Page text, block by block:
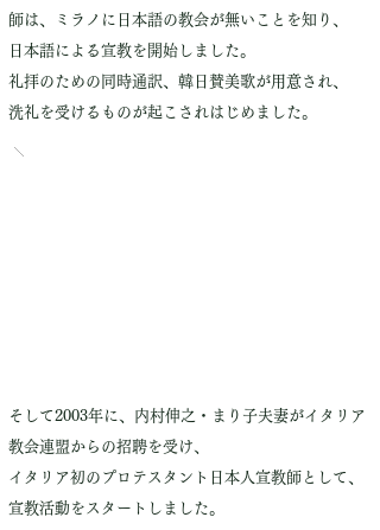
師は、ミラノに日本語の教会が無いことを知り、
日本語による宣教を開始しました。
礼拝のための同時通訳、韓日賛美歌が用意され、
洗礼を受けるものが起こされはじめました。
そして2003年に、内村伸之・まり子夫妻がイタリア
教会連盟からの招聘を受け、
イタリア初のプロテスタント日本人宣教師として、
宣教活動をスタートしました。